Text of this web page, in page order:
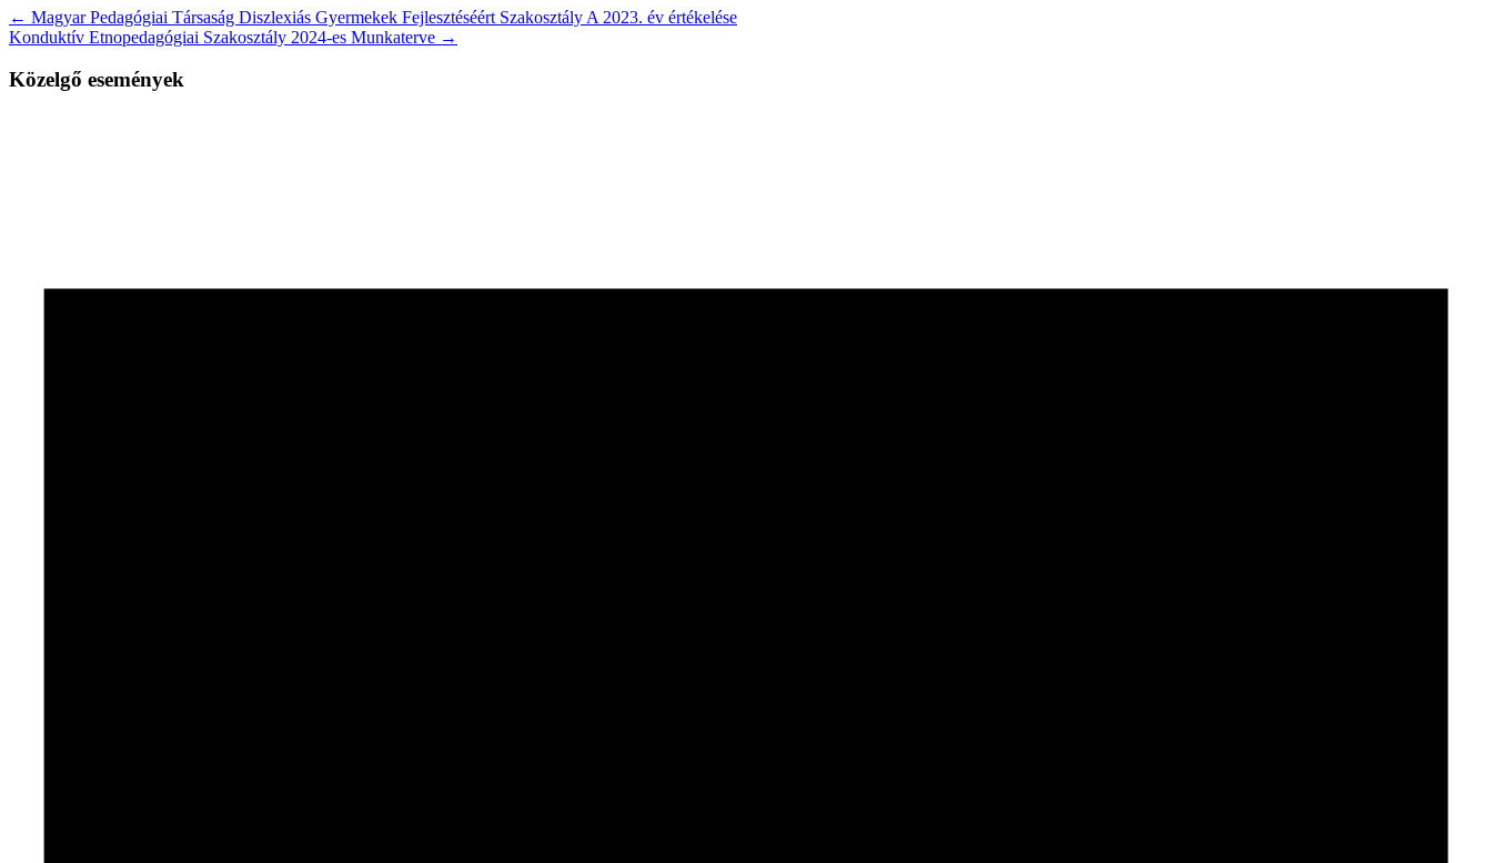
← Magyar Pedagógiai Társaság Diszlexiás Gyermekek Fejlesztéséért Szakosztály A 2023. év értékelése
Konduktív Etnopedagógiai Szakosztály 2024-es Munkaterve →
Közelgő események